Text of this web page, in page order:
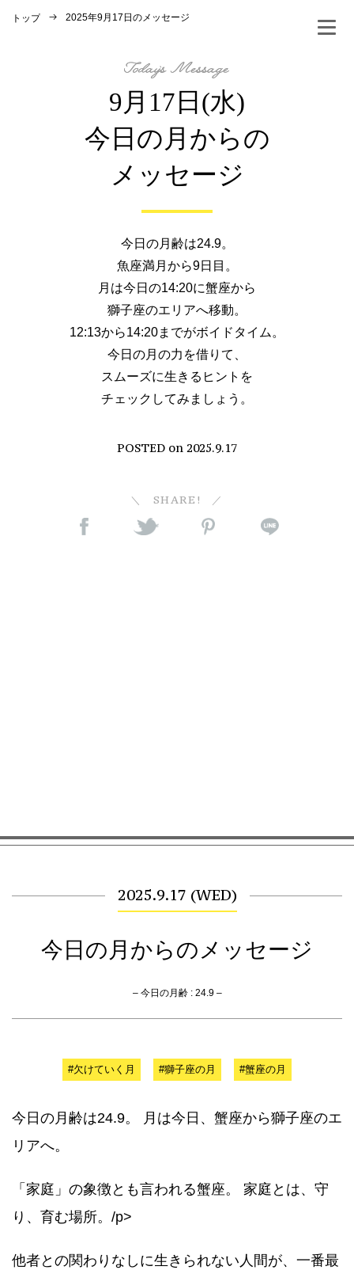
トップ 2025年9月17日のメッセージ
9月17日(水)
今日の月からの
メッセージ
今日の月齢は24.9。
魚座満月から9日目。
月は今日の14:20に蟹座から
獅子座のエリアへ移動。
12:13から14:20までがボイドタイム。
今日の月の力を借りて、
スムーズに生きるヒントを
チェックしてみましょう。
POSTED on 2025.9.17
SHARE!
2025.9.17 (WED)
今日の月からのメッセージ
– 今日の月齢 : 24.9 –
#欠けていく月 #獅子座の月 #蟹座の月
今日の月齢は24.9。 月は今日、蟹座から獅子座のエ
リアへ。
「家庭」の象徴とも言われる蟹座。 家庭とは、守
り、育む場所。/p>
他者との関わりなしに生きられない人間が、一番最